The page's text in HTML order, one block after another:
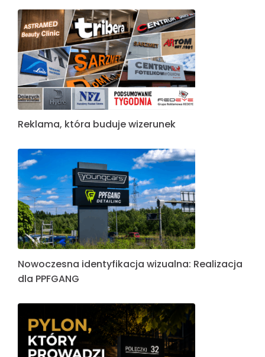
Reklama, która buduje wizerunek
Nowoczesna identyfikacja wizualna: Realizacja
dla PPFGANG